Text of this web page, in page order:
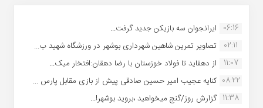
06:16 ایرانجوان سه بازیکن جدید گرفت...
02:11
تصاویر تمرین شاهین شهردارى بوشهر در ورزشگاه شهید ب...
11:07
از دهقاید تا فولاد خوزستان با رضا دهقان:افتخار میک...
08:22 کنایه عجیب امیر حسین صادقی پیش از بازی مقابل پارس ...
11:38 گزارش روز/گنج میخواهید ،بروید بوشهر!...